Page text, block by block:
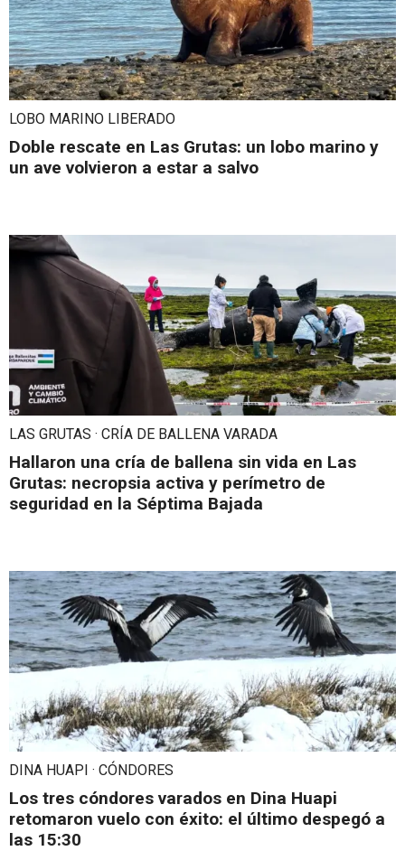
LOBO MARINO LIBERADO
Doble rescate en Las Grutas: un lobo marino y
un ave volvieron a estar a salvo
LAS GRUTAS · CRÍA DE BALLENA VARADA
Hallaron una cría de ballena sin vida en Las
Grutas: necropsia activa y perímetro de
seguridad en la Séptima Bajada
DINA HUAPI · CÓNDORES
Los tres cóndores varados en Dina Huapi
retomaron vuelo con éxito: el último despegó a
las 15:30